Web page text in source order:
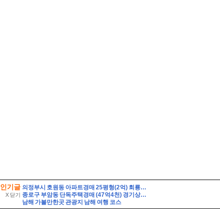
인기글
X 닫기
의정부시 호원동 아파트경매 25평형(2억) 회룡역인근 신원아파트 14층 유찰1회 의정부호원동신원아파트 법원경매 매매
종로구 부암동 단독주택경매 (47억4천) 경기상고인근 대지260평 건물60평 2층주택 유찰1회 종로구부암동단독주택 부동산경매 매물건
남해 가볼만한곳 관광지 남해 여행 코스